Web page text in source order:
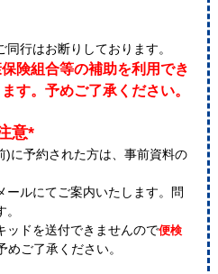
行はお断りしております。
険組合等の補助を利用でき
す。予めご了承ください。
意*
に予約された方は、事前資料の
ルにてご案内いたします。問
ドを送付できませんので便検
めご了承ください。